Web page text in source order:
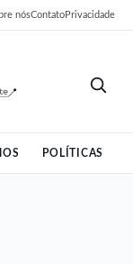
nósContatoPrivacidade
POLÍTICAS